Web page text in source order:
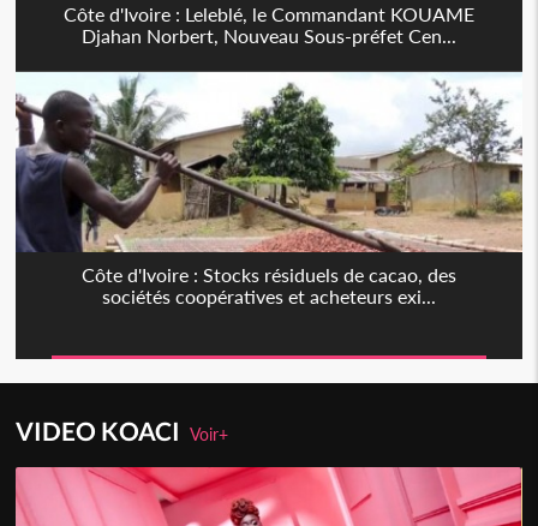
Côte d'Ivoire : Leleblé, le Commandant KOUAME
Djahan Norbert, Nouveau Sous-préfet Cen...
Côte d'Ivoire : Stocks résiduels de cacao, des
sociétés coopératives et acheteurs exi...
VIDEO KOACIVoir+